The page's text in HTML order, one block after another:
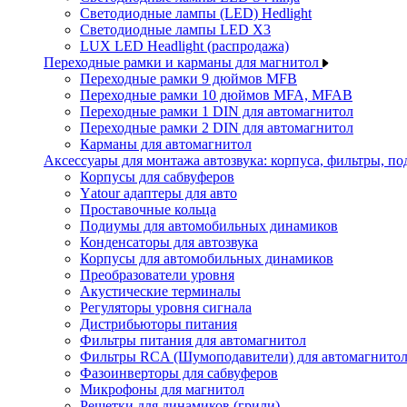
Светодиодные лампы (LED) Hedlight
Светодиодные лампы LED X3
LUX LED Headlight (распродажа)
Переходные рамки и карманы для магнитол
Переходные рамки 9 дюймов MFB
Переходные рамки 10 дюймов MFA, MFAB
Переходные рамки 1 DIN для автомагнитол
Переходные рамки 2 DIN для автомагнитол
Карманы для автомагнитол
Аксессуары для монтажа автозвука: корпуса, фильтры,
Корпусы для сабвуферов
Yаtour адаптеры для авто
Проставочные кольца
Подиумы для автомобильных динамиков
Конденсаторы для автозвука
Корпусы для автомобильных динамиков
Преобразователи уровня
Акустические терминалы
Регуляторы уровня сигнала
Дистрибьюторы питания
Фильтры питания для автомагнитол
Фильтры RCA (Шумоподавители) для автомагнитол
Фазоинверторы для сабвуферов
Микрофоны для магнитол